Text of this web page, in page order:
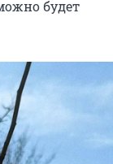
будет